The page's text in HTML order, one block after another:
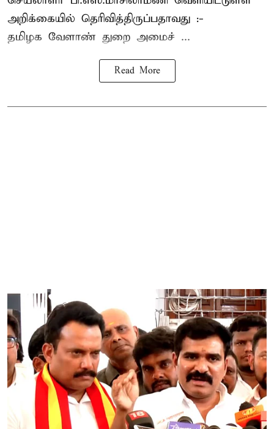
அறிக்கையில் தெரிவித்திருப்பதாவது :-
தமிழக வேளாண் துறை அமைச் ...
Read More